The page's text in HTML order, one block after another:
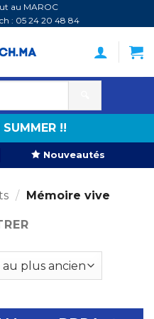
au MAROC
: 05 24 20 48 84
!!
Nouveautés
/ Mémoire vive